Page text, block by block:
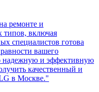
ремонте и
типов, включая
специалистов готова
вашего
надежную и эффективную
качественный и
в Москве."